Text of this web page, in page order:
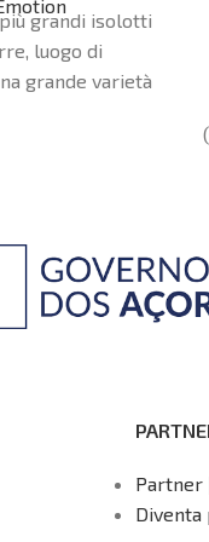
grandi isolotti
luogo di
grande varietà
dell'isola di
Partner